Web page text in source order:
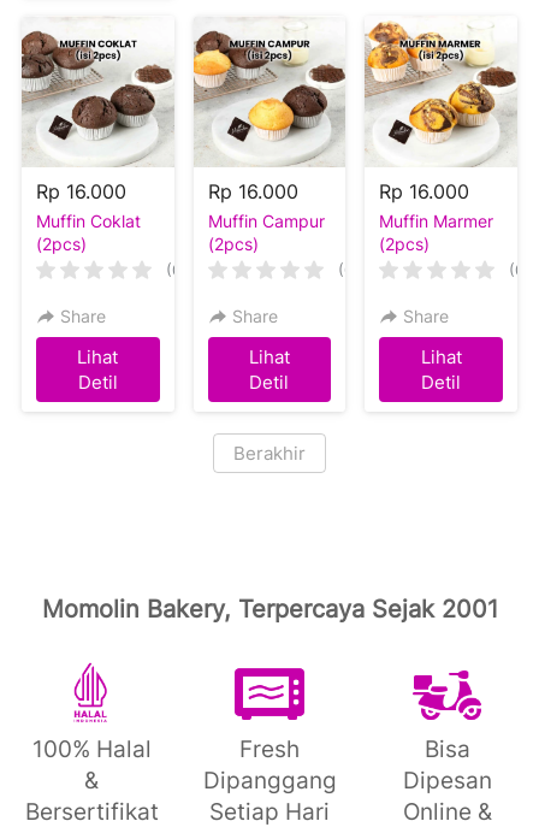
Rp 16.000
Muffin Coklat
(2pcs)
(0)
Share
Lihat
Detil
Rp 16.000
Muffin Campur
(2pcs)
(0)
Share
Lihat
Detil
Rp 16.000
Muffin Marmer
(2pcs)
(0)
Share
Lihat
Detil
`
Berakhir
Momolin Bakery, Terpercaya Sejak 2001
100% Halal
&
Bersertifikat
Fresh
Dipanggang
Setiap Hari
Bisa
Dipesan
Online &